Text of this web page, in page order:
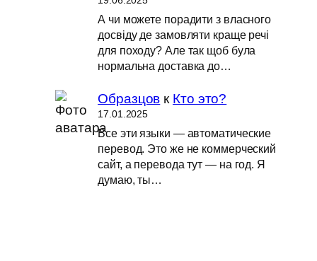
А чи можете порадити з власного
досвіду де замовляти краще речі
для походу? Але так щоб була
нормальна доставка до…
Образцов к Кто это?
17.01.2025
Все эти языки — автоматические
перевод. Это же не коммерческий
сайт, а перевода тут — на год. Я
думаю, ты…